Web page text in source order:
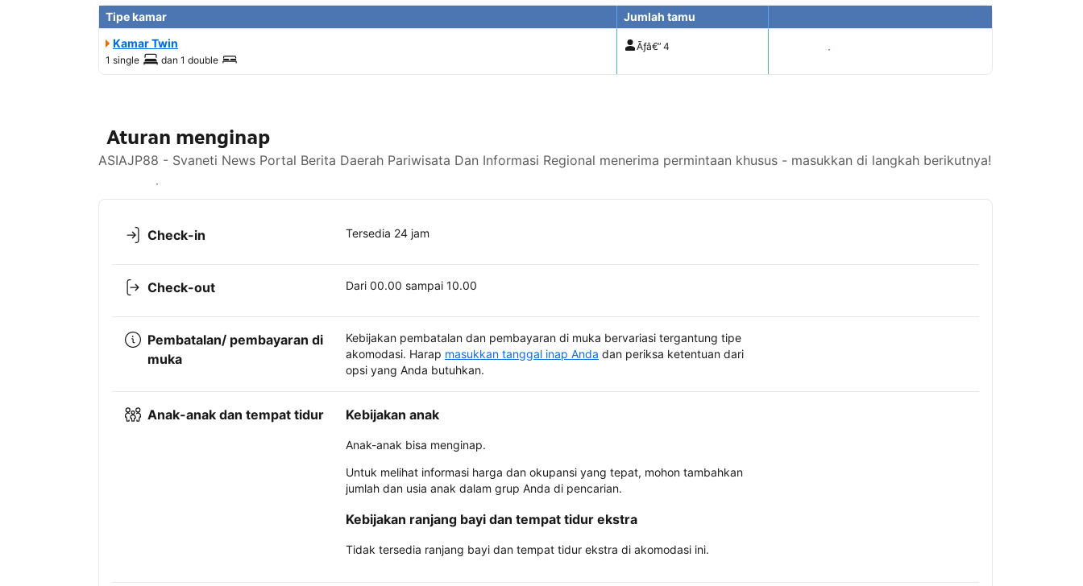
Tipe kamar
Jumlah tamu
Kamar Twin
1 single dan 1 double
Ãƒâ€” 4 Tampilkan harga
Aturan menginap
ASIAJP88 - Svaneti News Portal Berita Daerah Pariwisata Dan Informasi Regional menerima permintaan khusus - masukkan di langkah berikutnya!
Lihat ketersediaan
Check-in Tersedia 24 jam
Check-out Dari 00.00 sampai 10.00
Pembatalan/ pembayaran di
muka
Kebijakan pembatalan dan pembayaran di muka bervariasi tergantung tipe
akomodasi. Harap masukkan tanggal inap Anda dan periksa ketentuan dari
opsi yang Anda butuhkan.
Anak-anak dan tempat tidur Kebijakan anak
Anak-anak bisa menginap.
Untuk melihat informasi harga dan okupansi yang tepat, mohon tambahkan
jumlah dan usia anak dalam grup Anda di pencarian.
Kebijakan ranjang bayi dan tempat tidur ekstra
Tidak tersedia ranjang bayi dan tempat tidur ekstra di akomodasi ini.